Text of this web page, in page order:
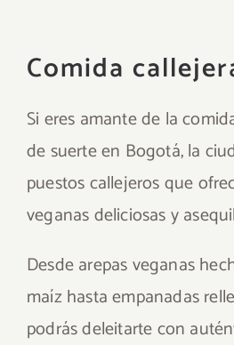
Comida
Si eres amante de la
de suerte en Bogotá, la
puestos callejeros que
veganas deliciosas y
Desde arepas veganas
maíz hasta empanadas
podrás deleitarte con